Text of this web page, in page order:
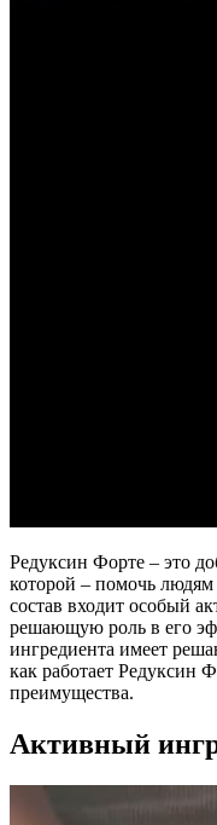
Редуксин Форте – это
которой – помочь
состав входит особый
решающую роль в его
ингредиента имеет
как работает Редуксин
преимущества.
Активный